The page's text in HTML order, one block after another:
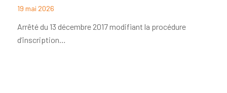
19 mai 2026
Arrêté du 13 décembre 2017 modifiant la procédure
d’inscription…